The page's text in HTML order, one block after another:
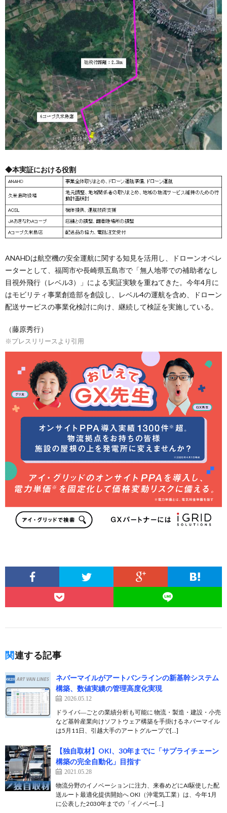
◆本実証における役割
ANAHDは航空機の安全運航に関する知見を活用し、ドローンオペレ
ーターとして、福岡市や長崎県五島市で「無人地帯での補助者なし
目視外飛行（レベル3）」による実証実験を重ねてきた。今年4月に
はモビリティ事業創造部を創設し、レベル4の運航を含め、ドローン
配送サービスの事業化検討に向け、継続して検証を実施している。
（藤原秀行）
※プレスリリースより引用
関連する記事
ネバーマイルがアートバンラインの新基幹システム
構築、数値実績の管理高度化実現
2026.05.12
ドライバ―ごとの業績分析も可能に 物流・製造・建設・小売
など基幹産業向けソフトウェア構築を手掛けるネバーマイル
は5月11日、引越大手のアートグループで[…]
【独自取材】OKI、30年までに「サプライチェーン
構築の完全自動化」目指す
2021.05.28
物流分野のイノベーションに注力、来春めどにAI駆使した配
送ルート最適化提供開始へ OKI（沖電気工業）は、今年1月
に公表した2030年までの「イノベー[…]